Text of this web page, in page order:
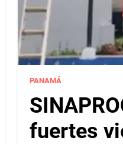
PANAMÁ
fuertes